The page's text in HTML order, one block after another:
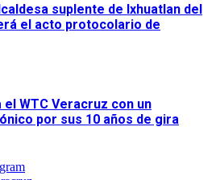
suplente de Ixhuatlan del
el acto protocolario de
WTC Veracruz con un
por sus 10 años de gira